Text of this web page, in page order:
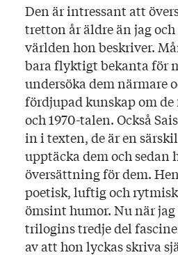
Den är intressant att
tretton år äldre än jag
världen hon beskriver.
bara flyktigt bekanta för
undersöka dem närmare
fördjupad kunskap om
och 1970-talen. Också
in i texten, de är en
upptäcka dem och sedan
översättning för dem.
poetisk, luftig och
ömsint humor. Nu när jag
trilogins tredje del
av att hon lyckas skriva